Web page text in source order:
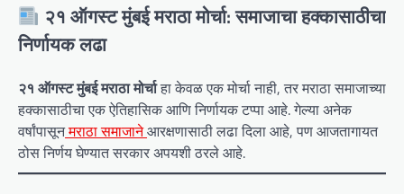
२१ ऑगस्ट मुंबई मराठा मोर्चा: समाजाचा हक्कासाठीचा
निर्णायक लढा
२१ ऑगस्ट मुंबई मराठा मोर्चाहा केवळ एक मोर्चा नाही, तर मराठा समाजाच्या
हक्कासाठीचा एक ऐतिहासिक आणि निर्णायक टप्पा आहे. गेल्या अनेक
वर्षांपासूनमराठा समाजानेआरक्षणासाठी लढा दिला आहे, पण आजतागायत
ठोस निर्णय घेण्यात सरकार अपयशी ठरले आहे.